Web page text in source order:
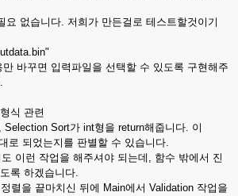
요 없습니다. 저희가 만든걸로 테스트할것이기
바꾸면 입력파일을 선택할 수 있도록 구현해주
식 관련
Selection Sort가 int형을 return해줍니다. 이
로 되었는지를 판별할 수 있습니다.
이런 작업을 해주셔야 되는데, 함수 밖에서 진
록 하겠습니다.
렬을 끝마치신 뒤에 Main에서 Validation 작업을